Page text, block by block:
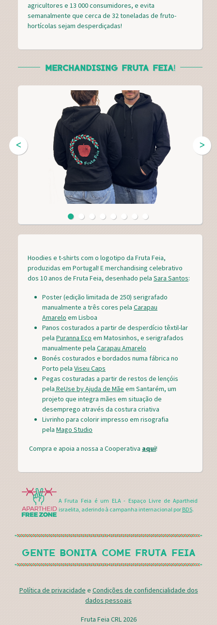
agricultores e 13 000 consumidores, e evita
semanalmente que cerca de 32 toneladas de fruto-
hortícolas sejam desperdiçadas!
MERCHANDISING FRUTA FEIA!
ᐸ ᐳ
Hoodies e t-shirts com o logotipo da Fruta Feia,
produzidas em Portugal! E merchandising celebrativo
dos 10 anos de Fruta Feia, desenhado pela Sara Santos:
Poster (edição limitada de 250) serigrafado
manualmente a três cores pela Carapau
Amarelo em Lisboa
Panos costurados a partir de desperdício têxtil-lar
pela Puranna Eco em Matosinhos, e serigrafados
manualmente pela Carapau Amarelo
Bonés costurados e bordados numa fábrica no
Porto pela Viseu Caps
Pegas costuradas a partir de restos de lençóis
pela ReUse by Ajuda de Mãe em Santarém, um
projeto que integra mães em situação de
desemprego através da costura criativa
Livrinho para colorir impresso em risografia
pela Mago Studio
Compra e apoia a nossa a Cooperativa aqui!
A Fruta Feia é um ELA - Espaço Livre de Apartheid
israelita, aderindo à campanha internacional por BDS.
GENTE BONITA COME FRUTA FEIA
Política de privacidade e Condições de confidencialidade dos
dados pessoais
Fruta Feia CRL 2026